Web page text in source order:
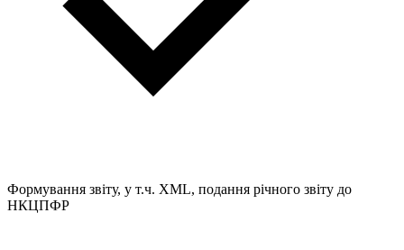
Формування звіту, у т.ч. XML, подання річного звіту до
НКЦПФР